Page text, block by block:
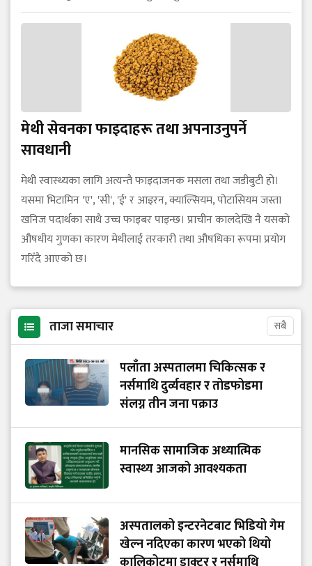
मेथी सेवनका फाइदाहरू तथा अपनाउनुपर्ने
सावधानी
मेथी स्वास्थ्यका लागि अत्यन्तै फाइदाजनक मसला तथा जडीबुटी हो।
यसमा भिटामिन 'ए', 'सी', 'ई' र आइरन, क्याल्सियम, पोटासियम जस्ता
खनिज पदार्थका साथै उच्च फाइबर पाइन्छ। प्राचीन कालदेखि नै यसको
औषधीय गुणका कारण मेथीलाई तरकारी तथा औषधिका रूपमा प्रयोग
गरिँदै आएको छ।
ताजा समाचार सबै
पलाँता अस्पतालमा चिकित्सक र
नर्समाथि दुर्व्यवहार र तोडफोडमा
संलग्न तीन जना पक्राउ
मानसिक सामाजिक अध्यात्मिक
स्वास्थ्य आजको आवश्यकता
अस्पतालको इन्टरनेटबाट भिडियो गेम
खेल्न नदिएका कारण भएको थियो